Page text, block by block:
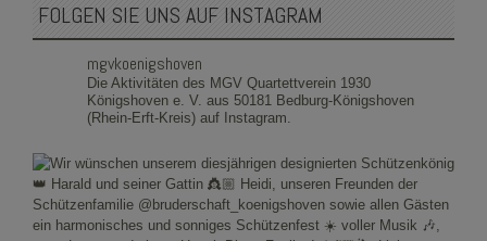
FOLGEN SIE UNS AUF INSTAGRAM
mgvkoenigshoven
Die Aktivitäten des MGV Quartettverein 1930
Königshoven e. V. aus 50181 Bedburg-Königshoven
(Rhein-Erft-Kreis) auf Instagram.